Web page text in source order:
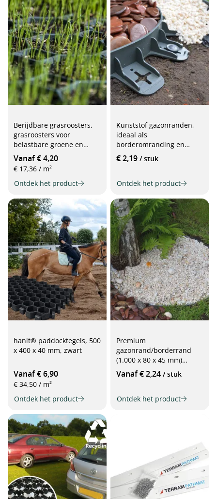
Berijdbare grasroosters,
grasroosters voor
belastbare groene en
grindoppervlakken (492 x
492 x 39 mm)
Vanaf € 4,20
€ 17,36 / m²
Ontdek het product
Kunststof gazonranden,
ideaal als
borderomranding en
maaikant, 75 cm
€ 2,19 / stuk
Ontdek het product
hanit® paddocktegels, 500
x 400 x 40 mm, zwart
Vanaf € 6,90
€ 34,50 / m²
Ontdek het product
Premium
gazonrand/borderrand
(1.000 x 80 x 45 mm)
donkergrijs
Vanaf € 2,24 / stuk
Ontdek het product